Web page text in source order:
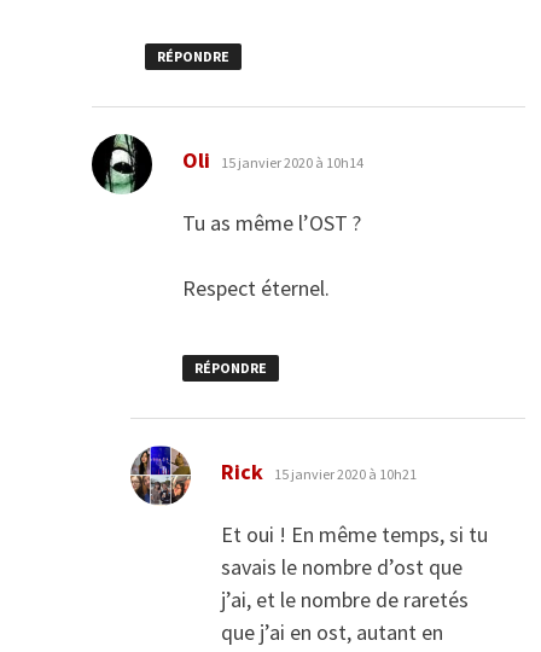
RÉPONDRE
Oli dit :
15 janvier 2020 à 10h14
Tu as même l’OST ?
Respect éternel.
RÉPONDRE
Rick dit :
15 janvier 2020 à 10h21
Et oui ! En même temps, si tu
savais le nombre d’ost que
j’ai, et le nombre de raretés
que j’ai en ost, autant en